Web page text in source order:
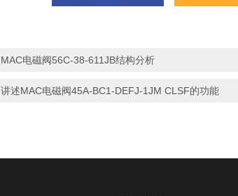
MAC电磁阀56C-38-611JB结构分析
讲述MAC电磁阀45A-BC1-DEFJ-1JM CLSF的功能